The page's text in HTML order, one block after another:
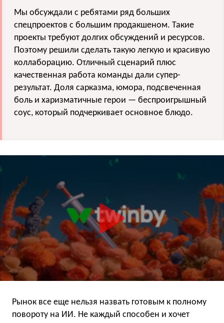
Мы обсуждали с ребятами ряд больших
спецпроектов с большим продакшеном. Такие
проекты требуют долгих обсуждений и ресурсов.
Поэтому решили сделать такую легкую и красивую
коллаборацию. Отличный сценарий плюс
качественная работа команды дали супер-
результат. Доля сарказма, юмора, подсвеченная
боль и харизматичные герои — беспроигрышный
соус, который подчеркивает основное блюдо.
Рынок все еще нельзя назвать готовым к полному
повороту на ИИ. Не каждый способен и хочет